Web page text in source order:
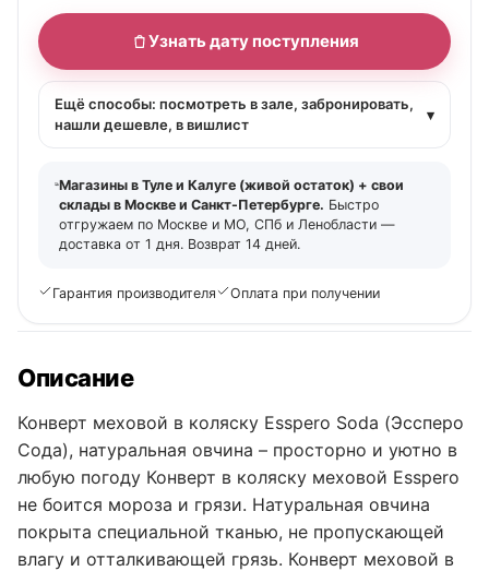
Узнать дату поступления
Ещё способы: посмотреть в зале, забронировать,
нашли дешевле, в вишлист
▾
Магазины в Туле и Калуге (живой остаток) + свои
склады в Москве и Санкт-Петербурге. Быстро
отгружаем по Москве и МО, СПб и Ленобласти —
доставка от 1 дня. Возврат 14 дней.
Гарантия производителя Оплата при получении
Описание
Конверт меховой в коляску Esspero Soda (Эссперо
Сода), натуральная овчина – просторно и уютно в
любую погоду Конверт в коляску меховой Essperо
не боится мороза и грязи. Натуральная овчина
покрыта специальной тканью, не пропускающей
влагу и отталкивающей грязь. Конверт меховой в